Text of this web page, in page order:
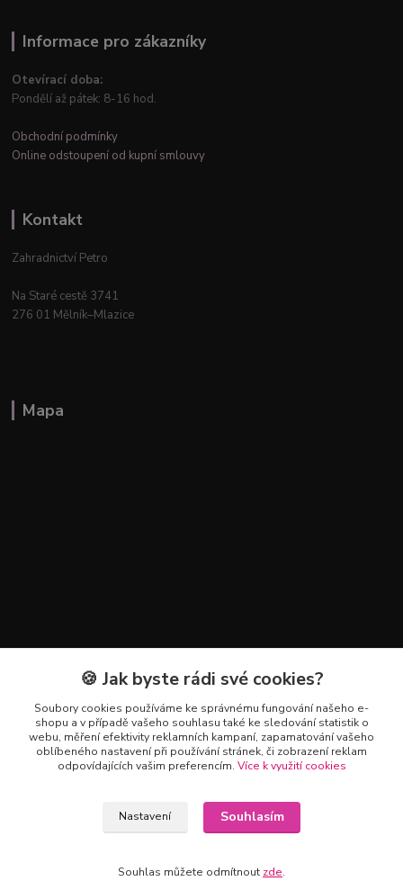
Informace pro zákazníky
Otevírací doba:
Pondělí až pátek: 8-16 hod.
Obchodní podmínky
Online odstoupení od kupní smlouvy
Kontakt
Zahradnictví Petro
Na Staré cestě 3741
276 01 Mělník–Mlazice
Mapa
Kontakty
+420 602 223 614
info@zahradnictvipetro.cz
🍪 Jak byste rádi své cookies?
Soubory cookies používáme ke správnému fungování našeho e-
shopu a v případě vašeho souhlasu také ke sledování statistik o
webu, měření efektivity reklamních kampaní, zapamatování vašeho
oblíbeného nastavení při používání stránek, či zobrazení reklam
odpovídajících vašim preferencím. Více k využití cookies
Nastavení Souhlasím
Souhlas můžete odmítnout zde.